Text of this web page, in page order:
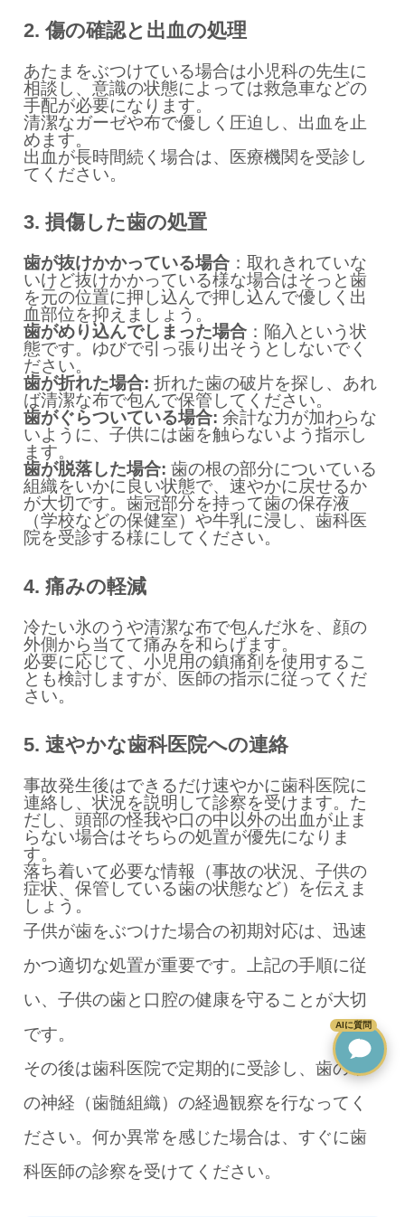
2. 傷の確認と出血の処理
あたまをぶつけている場合は小児科の先生に
相談し、意識の状態によっては救急車などの
手配が必要になります。
清潔なガーゼや布で優しく圧迫し、出血を止
めます。
出血が長時間続く場合は、医療機関を受診し
てください。
3. 損傷した歯の処置
歯が抜けかかっている場合 ：取れきれていな
いけど抜けかかっている様な場合はそっと歯
を元の位置に押し込んで押し込んで優しく出
血部位を抑えましょう。
歯がめり込んでしまった場合 ：陥入という状
態です。ゆびで引っ張り出そうとしないでく
ださい。
歯が折れた場合: 折れた歯の破片を探し、あれ
ば清潔な布で包んで保管してください。
歯がぐらついている場合: 余計な力が加わらな
いように、子供には歯を触らないよう指示し
ます。
歯が脱落した場合: 歯の根の部分についている
組織をいかに良い状態で、速やかに戻せるか
が大切です。歯冠部分を持って歯の保存液
（学校などの保健室）や牛乳に浸し、歯科医
院を受診する様にしてください。
4. 痛みの軽減
冷たい氷のうや清潔な布で包んだ氷を、顔の
外側から当てて痛みを和らげます。
必要に応じて、小児用の鎮痛剤を使用するこ
とも検討しますが、医師の指示に従ってくだ
さい。
5. 速やかな歯科医院への連絡
事故発生後はできるだけ速やかに歯科医院に
連絡し、状況を説明して診察を受けます。た
だし、頭部の怪我や口の中以外の出血が止ま
らない場合はそちらの処置が優先になりま
す。
落ち着いて必要な情報（事故の状況、子供の
症状、保管している歯の状態など）を伝えま
しょう。
子供が歯をぶつけた場合の初期対応は、迅速
かつ適切な処置が重要です。上記の手順に従
い、子供の歯と口腔の健康を守ることが大切
です。
その後は歯科医院で定期的に受診し、歯の中
の神経（歯髄組織）の経過観察を行なってく
ださい。何か異常を感じた場合は、すぐに歯
科医師の診察を受けてください。
AIに質問